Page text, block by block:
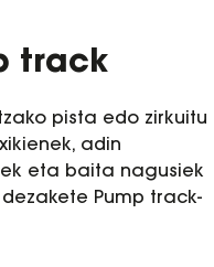
track
pista edo zirkuitu
adin
eta baita nagusiek
Pump track-